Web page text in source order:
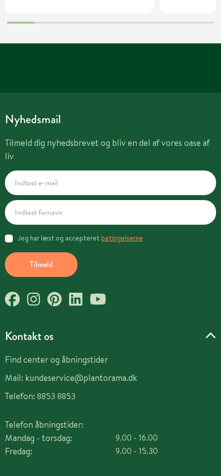
Kontakt os
Find center og åbningstider
Mail: kundeservice@plantorama.dk
Telefon: 8853 8853
Telefon åbningstider:
Mandag - torsdag:
Fredag:
9.00 - 16.00
9.00 - 15.30
Nyhedsmail
Tilmeld dig nyhedsbrevet og bliv en del af vores oase af
liv
Tilmeld
Jeg har læst og accepteret betingelserne